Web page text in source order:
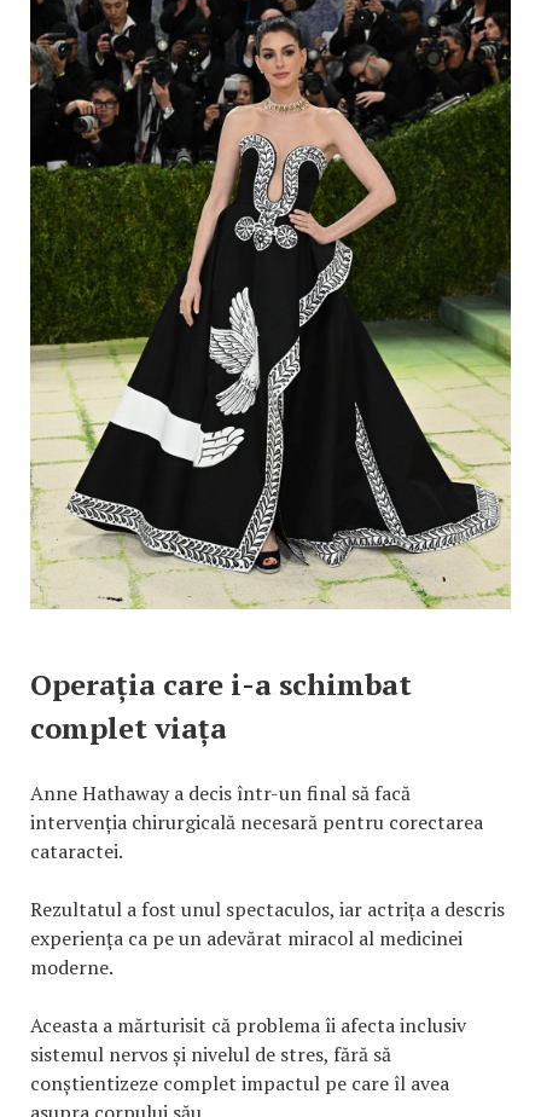
Operația care i-a schimbat
complet viața
Anne Hathaway a decis într-un final să facă
intervenția chirurgicală necesară pentru corectarea
cataractei.
Rezultatul a fost unul spectaculos, iar actrița a descris
experiența ca pe un adevărat miracol al medicinei
moderne.
Aceasta a mărturisit că problema îi afecta inclusiv
sistemul nervos și nivelul de stres, fără să
conștientizeze complet impactul pe care îl avea